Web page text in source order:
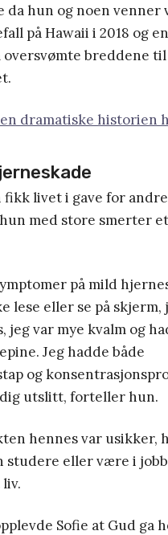
da hun og noen venner
på Hawaii i 2018 og en
breddene til
dramatiske historien
fikk livet i gave for
med store smerter
på mild
lese eller se på skjerm,
jeg var mye kvalm og
Jeg hadde både
og
utslitt, forteller hun.
hennes var usikker,
studere eller være i
Sofie at Gud ga